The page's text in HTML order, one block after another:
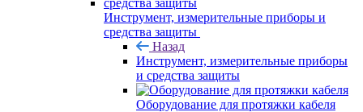
Инструмент, измерительные приборы и
средства защиты
Назад
Инструмент, измерительные приборы
и средства защиты
Оборудование для протяжки кабеля